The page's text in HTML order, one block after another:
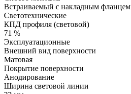
Встраиваемый с накладным фланцем
Светотехнические
КПД профиля (cветовой)
71 %
Эксплуатационные
Внешний вид поверхности
Матовая
Покрытие поверхности
Анодирование
Ширина световой линии